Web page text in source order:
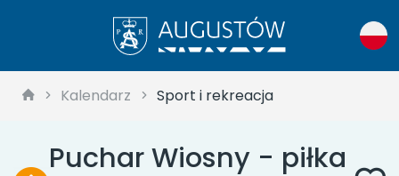
Kalendarz Sport i rekreacja
Puchar Wiosny - piłka